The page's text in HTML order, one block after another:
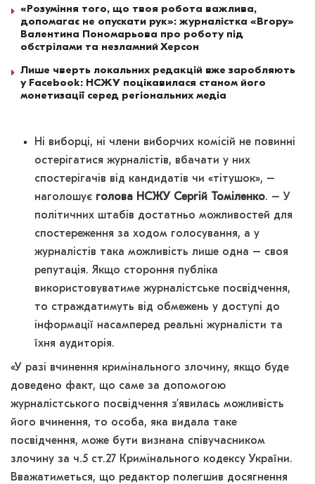
«Розуміння того, що твоя робота важлива,
допомагає не опускати рук»: журналістка «Вгору»
Валентина Пономарьова про роботу під
обстрілами та незламний Херсон
Лише чверть локальних редакцій вже заробляють
у Facebook: НСЖУ поцікавилася станом його
монетизації серед регіональних медіа
Ні виборці, ні члени виборчих комісій не повинні
остерігатися журналістів, вбачати у них
спостерігачів від кандидатів чи «тітушок», –
наголошує голова НСЖУ Сергій Томіленко. – У
політичних штабів достатньо можливостей для
спостереження за ходом голосування, а у
журналістів така можливість лише одна – своя
репутація. Якщо стороння публіка
використовуватиме журналістське посвідчення,
то страждатимуть від обмежень у доступі до
інформації насамперед реальні журналісти та
їхня аудиторія.
«У разі вчинення кримінального злочину, якщо буде
доведено факт, що саме за допомогою
журналістського посвідчення з’явилась можливість
його вчинення, то особа, яка видала таке
посвідчення, може бути визнана співучасником
злочину за ч.5 ст.27 Кримінального кодексу України.
Вважатиметься, що редактор полегшив досягнення